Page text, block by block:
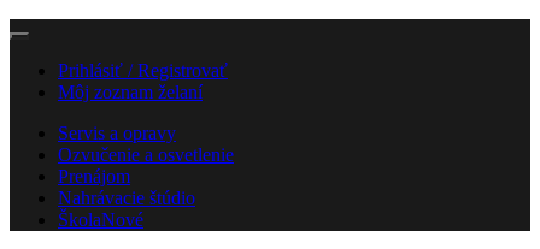
Prihlásiť / Registrovať
Môj zoznam želaní
Servis a opravy
Ozvučenie a osvetlenie
Prenájom
Nahrávacie štúdio
ŠkolaNové